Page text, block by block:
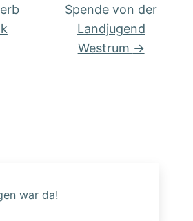
war da!
Spende von der
Landjugend
Westrum →